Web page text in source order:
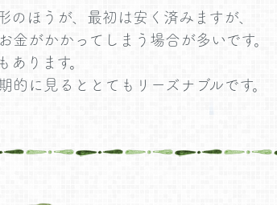
ほうが、最初は安く済みますが、
がかかってしまう場合が多いです。
ります。
に見るととてもリーズナブルです。